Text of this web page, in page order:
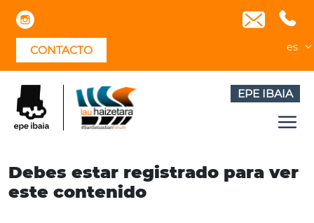
Skip
contentCONTACTO es
EPE IBAIA
Debes estar registrado para ver
este contenido